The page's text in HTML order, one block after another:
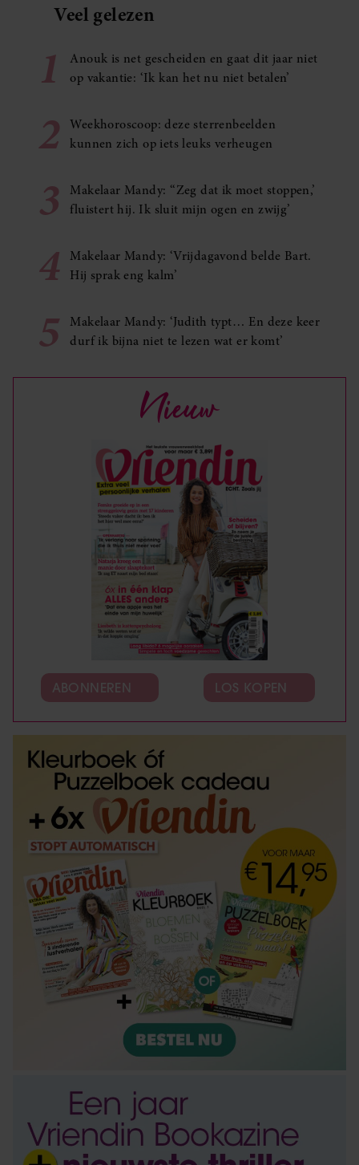
Veel gelezen
1
Anouk is net gescheiden en gaat dit jaar niet
op vakantie: ‘Ik kan het nu niet betalen’
2
Weekhoroscoop: deze sterrenbeelden
kunnen zich op iets leuks verheugen
3
Makelaar Mandy: ‘‘Zeg dat ik moet stoppen,’
fluistert hij. Ik sluit mijn ogen en zwijg’
4
Makelaar Mandy: ‘Vrijdagavond belde Bart.
Hij sprak eng kalm’
5
Makelaar Mandy: ‘Judith typt… En deze keer
durf ik bijna niet te lezen wat er komt’
Nieuw
ABONNEREN LOS KOPEN